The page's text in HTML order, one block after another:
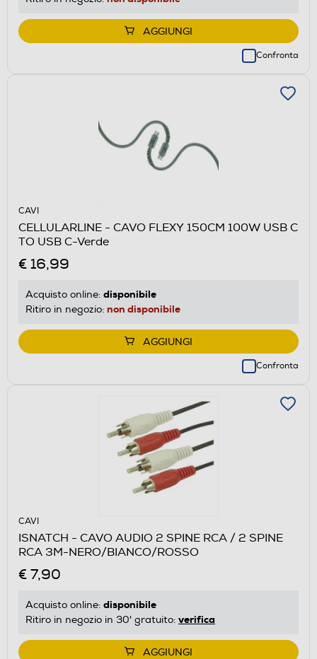
AGGIUNGI
Confronta
CAVI
CELLULARLINE - CAVO FLEXY 150CM 100W USB C
TO USB C-Verde
€ 16,99
Acquisto online: disponibile
Ritiro in negozio: non disponibile
AGGIUNGI
Confronta
CAVI
ISNATCH - CAVO AUDIO 2 SPINE RCA / 2 SPINE
RCA 3M-NERO/BIANCO/ROSSO
€ 7,90
Acquisto online: disponibile
Ritiro in negozio in 30' gratuito: verifica
AGGIUNGI